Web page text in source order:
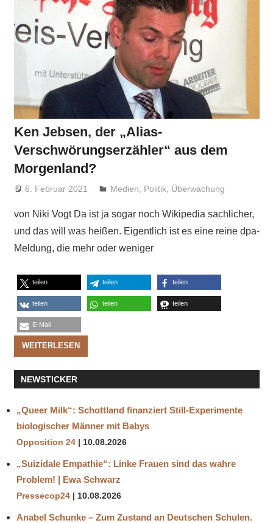
Ken Jebsen, der „Alias-
Verschwörungserzähler“ aus dem
Morgenland?
6. Februar 2021 Niki Vogt
Medien Politik Überwachung
von Niki Vogt Da ist ja sogar noch Wikipedia sachlicher,
und das will was heißen. Eigentlich ist es eine reine dpa-
Meldung, die mehr oder weniger
teilen teilen teilen
teilen teilen teilen
E-Mail
WEITERLESEN
NEWSTICKER
„Queer Milk“: Schottland finanziert Still-Experimente
biologischer Männer mit Babys
Opposition 24 10.08.2026
„Suizidale Empathie“: Linke Frauen sind das wahre
Problem! | Ewa Schwarz
Pressecop24 10.08.2026
Anabel Schunke – Zum Zustand an Deutschen Schulen.